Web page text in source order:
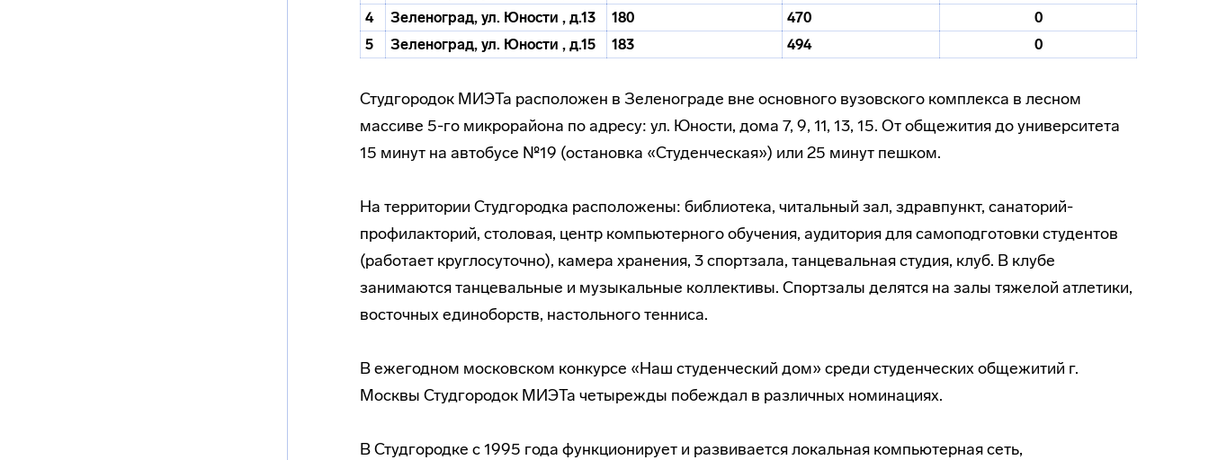
4
Зеленоград, ул. Юности , д.13 180 470
0
5
Зеленоград, ул. Юности , д.15 183 494 0
Студгородок МИЭТа расположен в Зеленограде вне основного вузовского комплекса в лесном
массиве 5-го микрорайона по адресу: ул. Юности, дома 7, 9, 11, 13, 15. От общежития до университета
15 минут на автобусе №19 (остановка «Студенческая») или 25 минут пешком.
На территории Студгородка расположены: библиотека, читальный зал, здравпункт, санаторий-
профилакторий, столовая, центр компьютерного обучения, аудитория для самоподготовки студентов
(работает круглосуточно), камера хранения, 3 спортзала, танцевальная студия, клуб. В клубе
занимаются танцевальные и музыкальные коллективы. Спортзалы делятся на залы тяжелой атлетики,
восточных единоборств, настольного тенниса.
В ежегодном московском конкурсе «Наш студенческий дом» среди студенческих общежитий г.
Москвы Студгородок МИЭТа четырежды побеждал в различных номинациях.
В Студгородке с 1995 года функционирует и развивается локальная компьютерная сеть,